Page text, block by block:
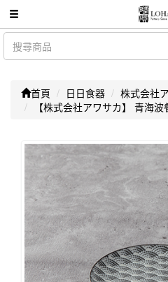
首頁 日日食器 株式会社
【株式会社アワサカ】 青海波